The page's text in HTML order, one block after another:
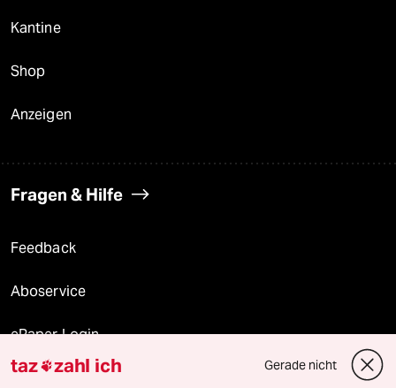
Kantine
Shop
Anzeigen
Fragen & Hilfe
Feedback
Aboservice
ePaper Login
Downloads für Abonnierende
taz zahl ich Gerade nicht